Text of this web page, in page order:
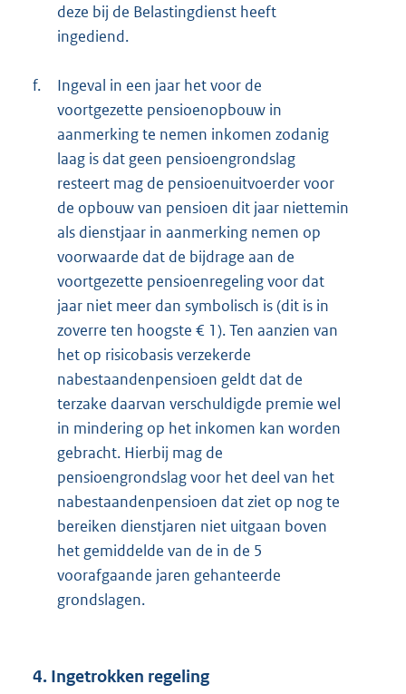
deze bij de Belastingdienst heeft
ingediend.
f.
Ingeval in een jaar het voor de
voortgezette pensioenopbouw in
aanmerking te nemen inkomen zodanig
laag is dat geen pensioengrondslag
resteert mag de pensioenuitvoerder voor
de opbouw van pensioen dit jaar niettemin
als dienstjaar in aanmerking nemen op
voorwaarde dat de bijdrage aan de
voortgezette pensioenregeling voor dat
jaar niet meer dan symbolisch is (dit is in
zoverre ten hoogste € 1). Ten aanzien van
het op risicobasis verzekerde
nabestaandenpensioen geldt dat de
terzake daarvan verschuldigde premie wel
in mindering op het inkomen kan worden
gebracht. Hierbij mag de
pensioengrondslag voor het deel van het
nabestaandenpensioen dat ziet op nog te
bereiken dienstjaren niet uitgaan boven
het gemiddelde van de in de 5
voorafgaande jaren gehanteerde
grondslagen.
4. Ingetrokken regeling